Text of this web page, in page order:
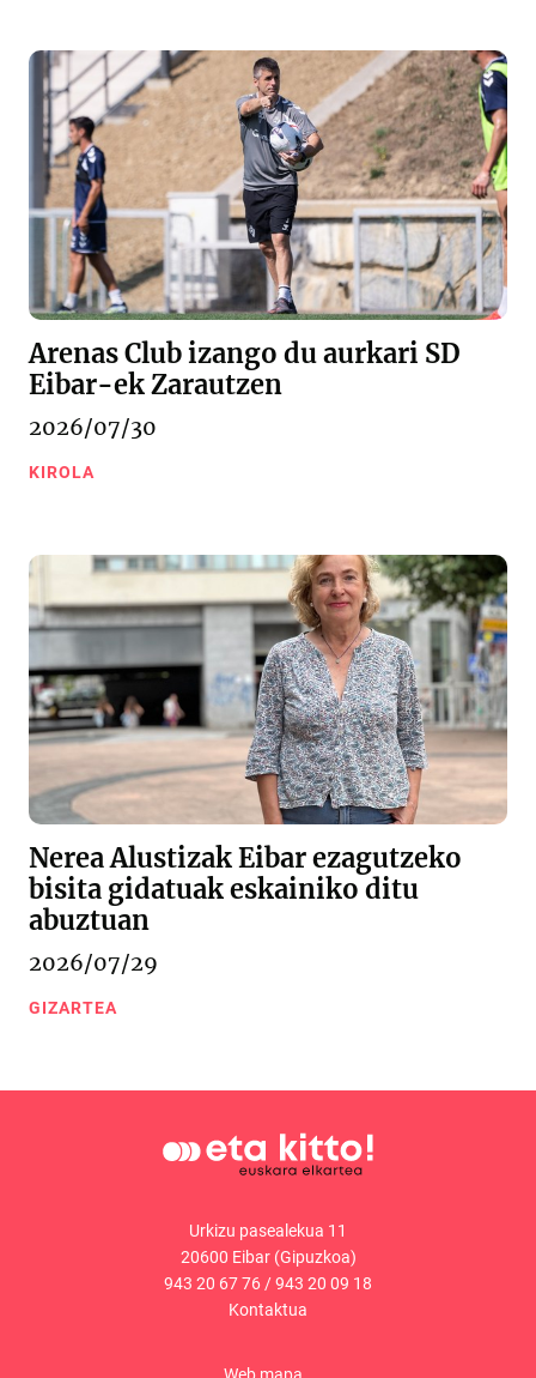
Arenas Club izango du aurkari SD
Eibar-ek Zarautzen
2026/07/30
KIROLA
Nerea Alustizak Eibar ezagutzeko
bisita gidatuak eskainiko ditu
abuztuan
2026/07/29
GIZARTEA
Urkizu pasealekua 11
20600 Eibar (Gipuzkoa)
943 20 67 76/943 20 09 18
Kontaktua